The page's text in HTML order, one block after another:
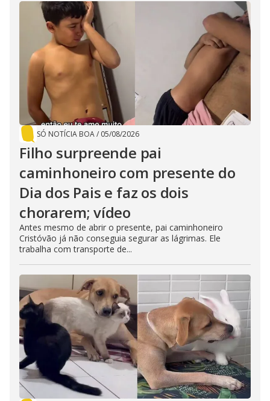
SÓ NOTÍCIA BOA/ 05/08/2026
Filho surpreende pai
caminhoneiro com presente do
Dia dos Pais e faz os dois
chorarem; vídeo
Antes mesmo de abrir o presente, pai caminhoneiro
Cristóvão já não conseguia segurar as lágrimas. Ele
trabalha com transporte de...